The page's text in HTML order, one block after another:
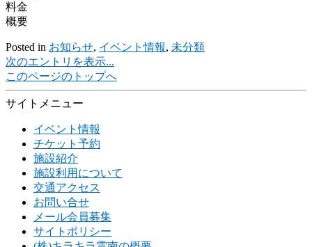
料金
概要
Posted in お知らせ, イベント情報, 未分類
次のエントリを表示...
このページのトップへ
サイトメニュー
イベント情報
チケット予約
施設紹介
施設利用について
交通アクセス
お問い合せ
メール会員募集
サイトポリシー